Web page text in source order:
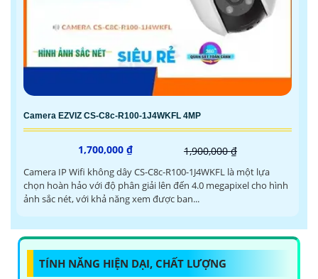
Camera EZVIZ CS-C8c-R100-1J4WKFL 4MP
1,700,000 ₫ 1,900,000 ₫
Camera IP Wifi không dây CS-C8c-R100-1J4WKFL là một lựa
chọn hoàn hảo với độ phân giải lên đến 4.0 megapixel cho hình
ảnh sắc nét, với khả năng xem được ban...
TÍNH NĂNG HIỆN DẠI, CHẤT LƯỢNG